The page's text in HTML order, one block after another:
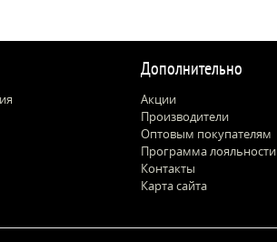
Дополнительно
Акции
Производители
Оптовым покупателям
Программа лояльности
Контакты
Карта сайта